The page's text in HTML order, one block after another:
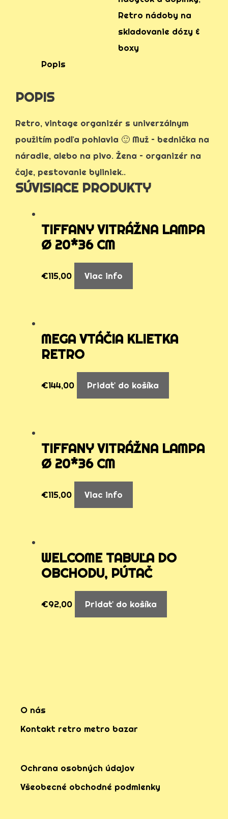
Retro nádoby na
skladovanie dózy &
boxy
Popis
POPIS
Retro, vintage organizér s univerzálnym
použitím podľa pohlavia 🙂 Muž – bednička na
náradie, alebo na pivo. Žena – organizér na
čaje, pestovanie byliniek..
SÚVISIACE PRODUKTY
TIFFANY VITRÁŽNA LAMPA
Ø 20*36 CM
€115,00 Viac info
MEGA VTÁČIA KLIETKA
RETRO
€144,00 Pridať do košíka
TIFFANY VITRÁŽNA LAMPA
Ø 20*36 CM
€115,00 Viac info
WELCOME TABUĽA DO
OBCHODU, PÚTAČ
€92,00 Pridať do košíka
O nás
Kontakt retro metro bazar
Ochrana osobných údajov
Všeobecné obchodné podmienky